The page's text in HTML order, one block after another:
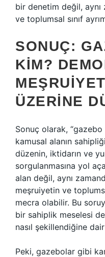
bir denetim değil,
ve toplumsal sınıf
SONUÇ:
KIM?
ÜZERINE
Sonuç olarak,
kamusal alanın
düzenin, iktidarın ve
sorgulanmasına yol
alan değil, aynı
meşruiyetin ve
mecra olabilir. Bu
bir sahiplik meselesi
nasıl şekillendiğine
Peki, gazebolar gibi